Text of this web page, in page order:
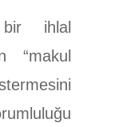
ihlal
“makul